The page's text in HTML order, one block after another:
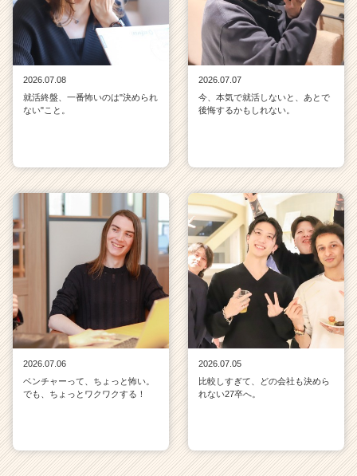
2026.07.08
就活終盤、一番怖いのは"決められ
ない"こと。
2026.07.07
今、本気で就活しないと、あとで
後悔するかもしれない。
2026.07.06
ベンチャーって、ちょっと怖い。
でも、ちょっとワクワクする！
2026.07.05
比較しすぎて、どの会社も決めら
れない27卒へ。